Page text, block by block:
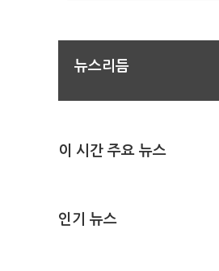
뉴스리듬
이 시간 주요 뉴스
인기 뉴스